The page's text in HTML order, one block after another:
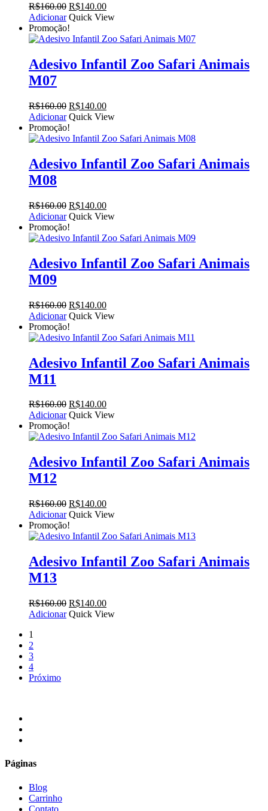
R$160.00 O
preço
original
era:
R$140.00O
preço
é:
Adicionar Quick View
Promoção!
Adesivo Infantil Zoo Safari Animais
M07
R$160.00 O
preço
original
era:
R$140.00O
preço
é:
Adicionar Quick View
Promoção!
Adesivo Infantil Zoo Safari Animais
M08
R$160.00 O
preço
original
era:
R$140.00O
preço
é:
Adicionar Quick View
Promoção!
Adesivo Infantil Zoo Safari Animais
M09
R$160.00 O
preço
original
era:
R$140.00O
preço
é:
Adicionar Quick View
Promoção!
Adesivo Infantil Zoo Safari Animais
M11
R$160.00 O
preço
original
era:
R$140.00O
preço
é:
Adicionar Quick View
Promoção!
Adesivo Infantil Zoo Safari Animais
M12
R$160.00 O
preço
original
era:
R$140.00O
preço
é:
Adicionar Quick View
Promoção!
Adesivo Infantil Zoo Safari Animais
M13
R$160.00 O
preço
R$140.00O
preço
Adicionar Quick View
1
2
3
4
Próximo
Páginas
Blog
Carrinho
Contato